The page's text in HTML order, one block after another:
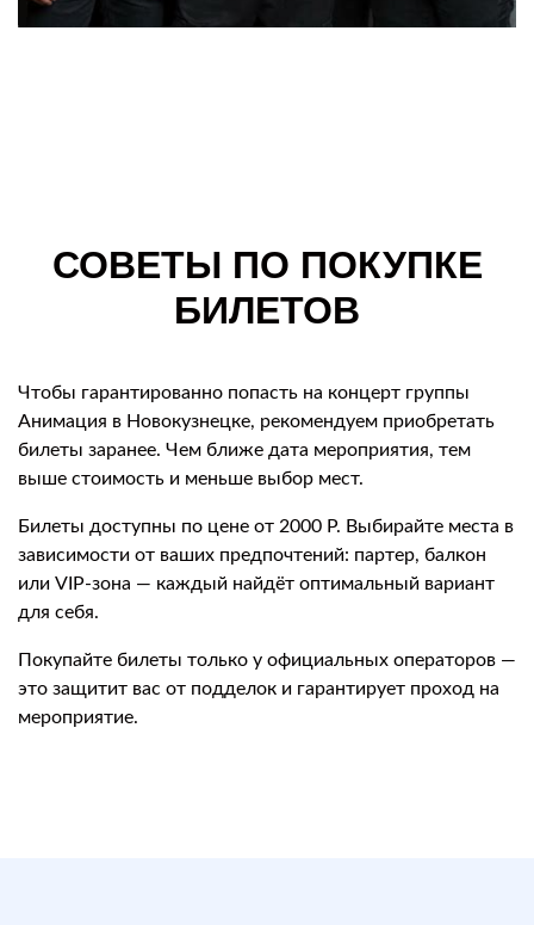
СОВЕТЫ ПО ПОКУПКЕ
БИЛЕТОВ
Чтобы гарантированно попасть на концерт группы
Анимация в Новокузнецке, рекомендуем приобретать
билеты заранее. Чем ближе дата мероприятия, тем
выше стоимость и меньше выбор мест.
Билеты доступны по цене от 2000 Р. Выбирайте места в
зависимости от ваших предпочтений: партер, балкон
или VIP-зона — каждый найдёт оптимальный вариант
для себя.
Покупайте билеты только у официальных операторов —
это защитит вас от подделок и гарантирует проход на
мероприятие.